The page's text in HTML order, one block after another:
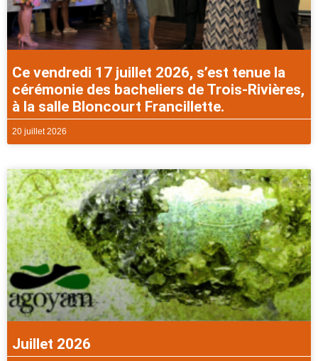
Ce vendredi 17 juillet 2026, s’est tenue la
cérémonie des bacheliers de Trois-Rivières,
à la salle Bloncourt Francillette.
20 juillet 2026
Juillet 2026